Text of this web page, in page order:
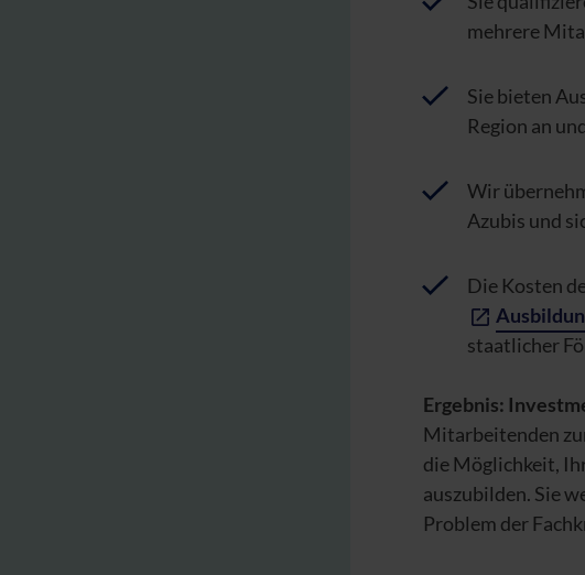
mehrere
Sie bieten
Region an
Wir
Azubis und
Die Kosten
staatlicher
Ergebnis:
Mitarbeitenden
die Möglichkeit,
auszubilden. Sie
Problem der